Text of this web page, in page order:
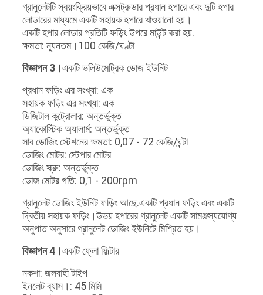
গ্রানুলেটটি স্বয়ংক্রিয়ভাবে এক্সট্রুডার প্রধান হপারে এবং দুটি হপার
লোডারের মাধ্যমে একটি সহায়ক হপারে খাওয়ানো হয়।
একটি হপার লোডার প্রতিটি ফড়িং উপরে মাউন্ট করা হয়.
ক্ষমতা: ন্যূনতম।100 কেজি/ঘণ্টা
বিজ্ঞাপন 3।একটি ভলিউমেট্রিক ডোজ ইউনিট
প্রধান ফড়িং এর সংখ্যা: এক
সহায়ক ফড়িং এর সংখ্যা: এক
ডিজিটাল কন্ট্রোলার: অন্তর্ভুক্ত
অ্যাকোস্টিক অ্যালার্ম: অন্তর্ভুক্ত
সাব ডোজিং স্টেশনের ক্ষমতা: 0,07 - 72 কেজি/ঘন্টা
ডোজিং মোটর: স্টেপার মোটর
ডোজিং স্ক্রু: অন্তর্ভুক্ত
ডোজ মোটর গতি: 0,1 - 200rpm
গ্রানুলেট ডোজিং ইউনিট ফড়িং আছে.একটি প্রধান ফড়িং এবং একটি
দ্বিতীয় সহায়ক ফড়িং।উভয় হপারের গ্রানুলেট একটি সামঞ্জস্যযোগ্য
অনুপাত অনুসারে গ্রানুলেট ডোজিং ইউনিটে মিশ্রিত হয়।
বিজ্ঞাপন 4।একটি ফ্লো ফিল্টার
নকশা: জলবাহী টাইপ
ইনলেট ব্যাস।: 45 মিমি